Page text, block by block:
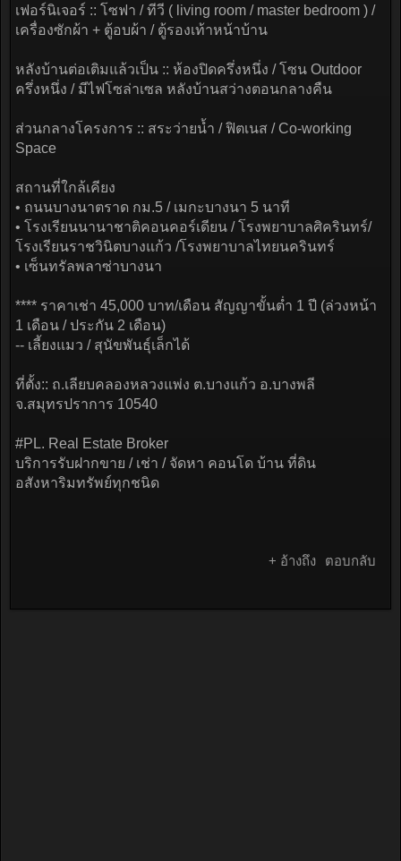
เฟอร์นิเจอร์ :: โซฟา / ทีวี ( living room / master bedroom ) /
เครื่องซักผ้า + ตู้อบผ้า / ตู้รองเท้าหน้าบ้าน
หลังบ้านต่อเติมแล้วเป็น :: ห้องปิดครึ่งหนึ่ง / โซน Outdoor
ครึ่งหนึ่ง / มีไฟโซล่าเซล หลังบ้านสว่างตอนกลางคืน
ส่วนกลางโครงการ :: สระว่ายน้ำ / ฟิตเนส / Co-working
Space
สถานที่ใกล้เคียง
• ถนนบางนาตราด กม.5 / เมกะบางนา 5 นาที
• โรงเรียนนานาชาติคอนคอร์เดียน / โรงพยาบาลศิครินทร์/
โรงเรียนราชวินิตบางแก้ว /โรงพยาบาลไทยนครินทร์
• เซ็นทรัลพลาซ่าบางนา
**** ราคาเช่า 45,000 บาท/เดือน สัญญาขั้นต่ำ 1 ปี (ล่วงหน้า
1 เดือน / ประกัน 2 เดือน)
-- เลี้ยงแมว / สุนัขพันธุ์เล็กได้
ที่ตั้ง:: ถ.เลียบคลองหลวงแพ่ง ต.บางแก้ว อ.บางพลี
จ.สมุทรปราการ 10540
#PL. Real Estate Broker
บริการรับฝากขาย / เช่า / จัดหา คอนโด บ้าน ที่ดิน
อสังหาริมทรัพย์ทุกชนิด
+ อ้างถึง ตอบกลับ